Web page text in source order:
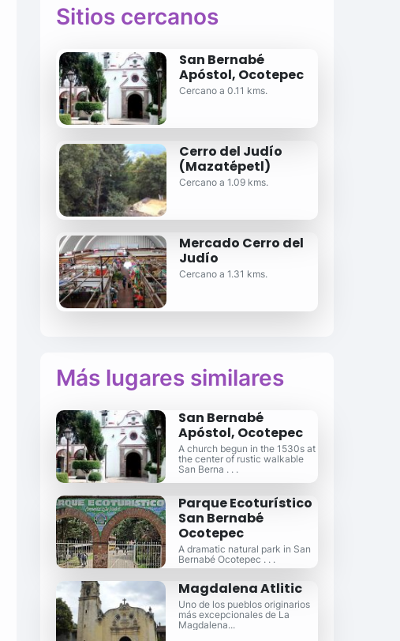
Sitios cercanos
San Bernabé
Apóstol, Ocotepec
Cercano a 0.11 kms.
Cerro del Judío
(Mazatépetl)
Cercano a 1.09 kms.
Mercado Cerro del
Judío
Cercano a 1.31 kms.
Más lugares similares
San Bernabé
Apóstol, Ocotepec
A church begun in the 1530s at
the center of rustic walkable
San Berna . . .
Parque Ecoturístico
San Bernabé
Ocotepec
A dramatic natural park in San
Bernabé Ocotepec . . .
Magdalena Atlitic
Uno de los pueblos originarios
más excepcionales de La
Magdalena...